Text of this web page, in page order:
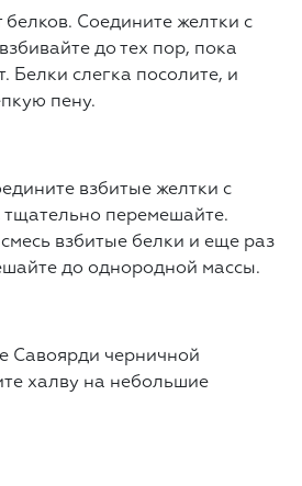
Соедините желтки с
до тех пор, пока
Белки слегка посолите, и
пену.
взбитые желтки с
перемешайте.
взбитые белки и еще раз
до однородной массы.
Савоярди черничной
халву на небольшие